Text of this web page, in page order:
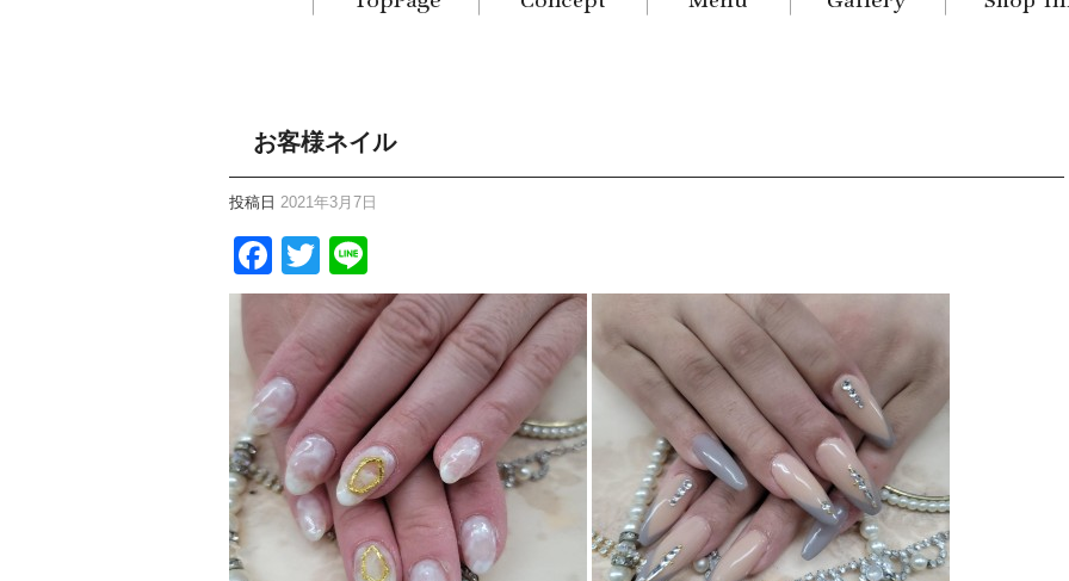
お客様ネイル
投稿日 2021年3月7日
Facebook
Twitter